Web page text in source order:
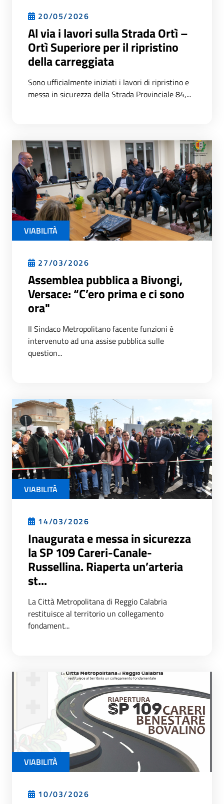
20/05/2026
Al via i lavori sulla Strada Ortì –
Ortì Superiore per il ripristino
della carreggiata
Sono ufficialmente iniziati i lavori di ripristino e
messa in sicurezza della Strada Provinciale 84,...
VIABILITÀ
27/03/2026
Assemblea pubblica a Bivongi,
Versace: “C’ero prima e ci sono
ora"
Il Sindaco Metropolitano facente funzioni è
intervenuto ad una assise pubblica sulle
question...
VIABILITÀ
14/03/2026
Inaugurata e messa in sicurezza
la SP 109 Careri-Canale-
Russellina. Riaperta un’arteria
st...
La Città Metropolitana di Reggio Calabria
restituisce al territorio un collegamento
fondament...
VIABILITÀ
10/03/2026